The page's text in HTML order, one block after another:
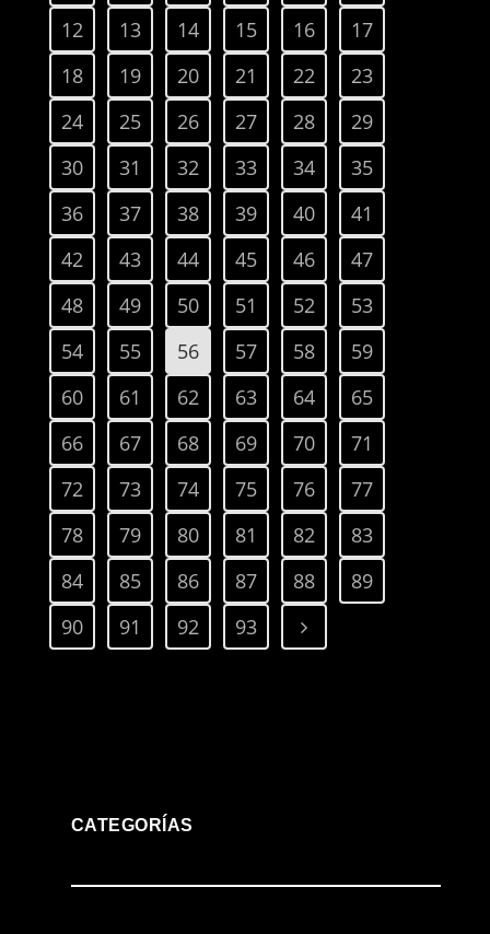
12 13 14 15 16
17
18
19 20 21 22
23
24
25 26 27 28
29
30
31 32 33 34
35
36
37 38 39 40
41
42
43 44 45 46
47
48
49 50 51 52
53
54
55 56 57 58
59
60
61 62 63 64
65
66
67 68 69 70
71
72
73 74 75 76
77
78
79 80 81 82
83
84
85 86 87 88
89
90
91 92 93
CATEGORÍAS